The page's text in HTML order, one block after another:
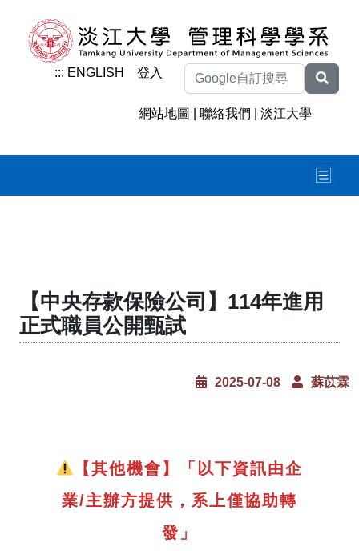
::: ENGLISH 登入
網站地圖 |聯絡我們 |淡江大學
【中央存款保險公司】114年進用
正式職員公開甄試
2025-07-08 蘇苡霖
【其他機會】「以下資訊由企
業/主辦方提供，系上僅協助轉
發」